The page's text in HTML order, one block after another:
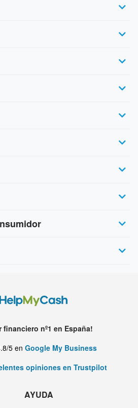
financiero nº1 en España!
5 en Google My Business
opiniones en Trustpilot
AYUDA